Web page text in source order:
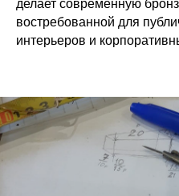
делает современную
востребованной для
интерьеров и